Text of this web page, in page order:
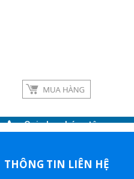
THÔNG TIN LIÊN HỆ
Gọi cho chúng tôi
Nhắn tin